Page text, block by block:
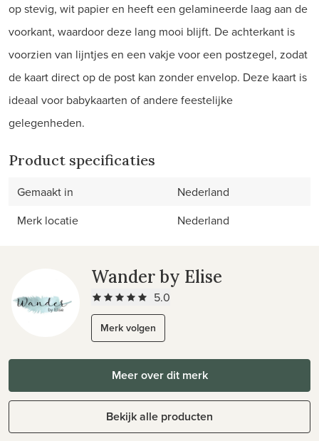
op stevig, wit papier en heeft een gelamineerde laag aan de
voorkant, waardoor deze lang mooi blijft. De achterkant is
voorzien van lijntjes en een vakje voor een postzegel, zodat
de kaart direct op de post kan zonder envelop. Deze kaart is
ideaal voor babykaarten of andere feestelijke
gelegenheden.
Product specificaties
Gemaakt in
Nederland
Merk locatie
Nederland
Wander by Elise
5.0
Merk volgen
Meer over dit merk
Bekijk alle producten